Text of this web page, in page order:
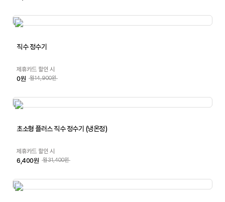
직수 정수기
제휴카드 할인 시
0원 월14,900원
초소형 플러스 직수 정수기 (냉온정)
제휴카드 할인 시
6,400원 월31,400원